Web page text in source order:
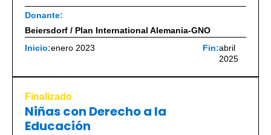
Donante:
Beiersdorf / Plan International Alemania-GNO
Inicio:enero 2023 Fin:abril
2025
Finalizado
Niñas con Derecho a la
Educación